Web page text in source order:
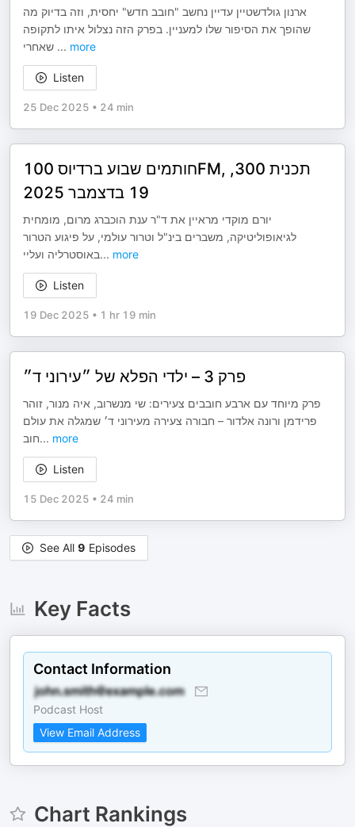
ארנון גולדשטיין עדיין נחשב "חובב חדש" יחסית, וזה בדיוק מה
שהופך את הסיפור שלו למעניין. בפרק הזה נצלול איתו לתקופה
... more
Listen
25 Dec 2025 • 24 min
חותמים שבוע ברדיוס 100FM, תכנית 300,
19 בדצמבר 2025
יורם מוקדי מראיין את ד"ר ענת הוכברג מרום, מומחית
לגיאופוליטיקה, משברים בינ"ל וטרור עולמי, על פיגוע הטרור
באוסטרליה ועליי... more
Listen
19 Dec 2025 • 1 hr 19 min
פרק 3 – ילדי הפלא של ״עירוני ד״
פרק מיוחד עם ארבע חובבים צעירים: שי מנשרוב, איה מנור, זוהר
פרידמן ורונה אלדור – חבורה צעירה מעירוני ד׳ שמגלה את עולם
חוב... more
Listen
15 Dec 2025 • 24 min
See All 9 Episodes
Key Facts
Contact Information
Podcast Host
View Email Address
Chart Rankings